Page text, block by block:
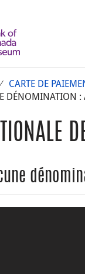
CARTE DE
DÉNOMINATION